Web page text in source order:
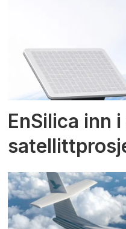
EnSilica inn